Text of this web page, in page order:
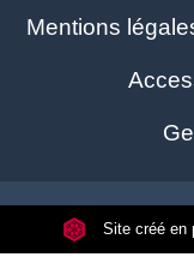
Mentions
Site créé en